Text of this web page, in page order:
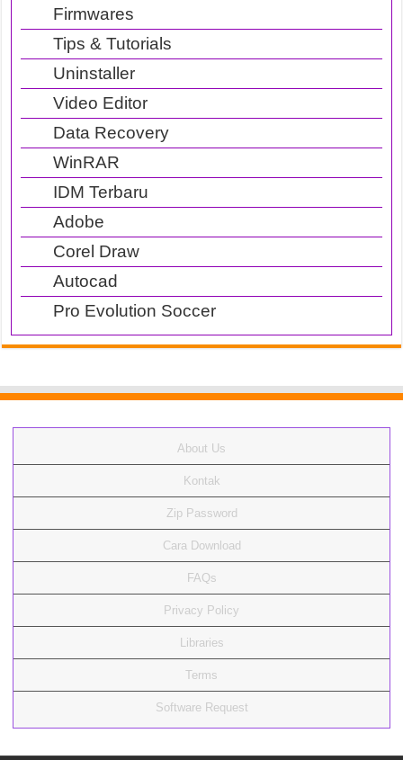
Firmwares
Tips & Tutorials
Uninstaller
Video Editor
Data Recovery
WinRAR
IDM Terbaru
Adobe
Corel Draw
Autocad
Pro Evolution Soccer
About Us
Kontak
Zip Password
Cara Download
FAQs
Privacy Policy
Libraries
Terms
Software Request